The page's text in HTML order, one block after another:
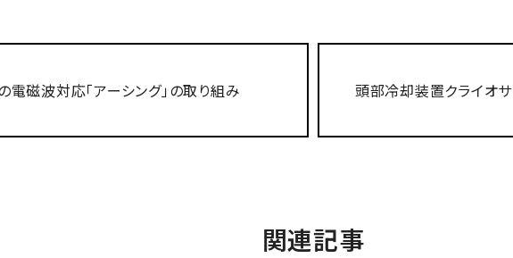
磁波対応「アーシング」の取り組み 頭部冷却装置クライオ
関連記事